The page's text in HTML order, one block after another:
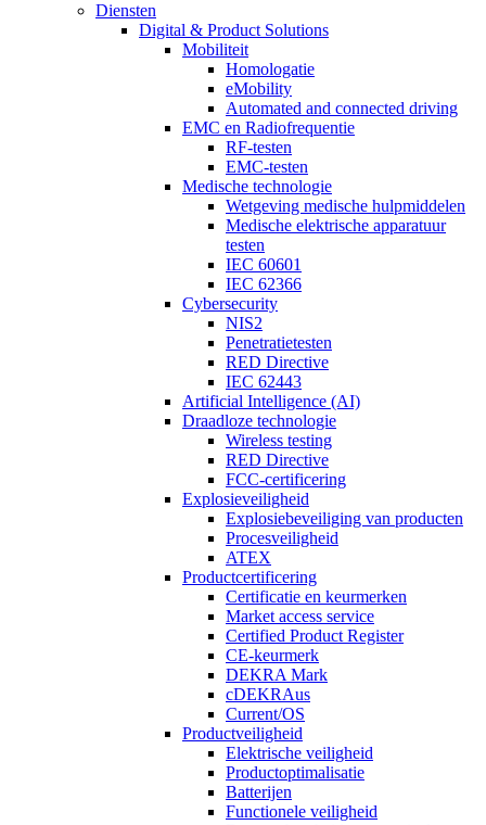
Diensten
Digital & Product Solutions
Mobiliteit
Homologatie
eMobility
Automated and connected driving
EMC en Radiofrequentie
RF-testen
EMC-testen
Medische technologie
Wetgeving medische hulpmiddelen
Medische elektrische apparatuur
testen
IEC 60601
IEC 62366
Cybersecurity
NIS2
Penetratietesten
RED Directive
IEC 62443
Artificial Intelligence (AI)
Draadloze technologie
Wireless testing
RED Directive
FCC-certificering
Explosieveiligheid
Explosiebeveiliging van producten
Procesveiligheid
ATEX
Productcertificering
Certificatie en keurmerken
Market access service
Certified Product Register
CE-keurmerk
DEKRA Mark
cDEKRAus
Current/OS
Productveiligheid
Elektrische veiligheid
Productoptimalisatie
Batterijen
Functionele veiligheid